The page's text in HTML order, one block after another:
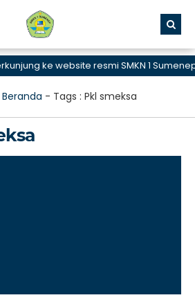
ke website resmi SMKN 1 Sumenep,
Beranda - Tags : Pkl smeksa